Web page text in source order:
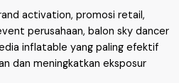
activation, promosi retail,
perusahaan, balon sky dancer
inflatable yang paling efektif
dan meningkatkan eksposur